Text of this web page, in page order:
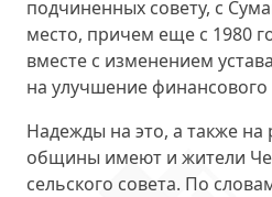
подчиненных совету, с
место, причем еще с 1980
вместе с изменением
на улучшение
Надежды на это, а также
общины имеют и жители
сельского совета. По